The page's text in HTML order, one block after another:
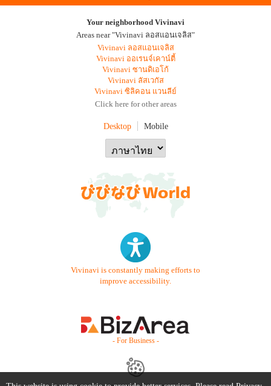
Your neighborhood Vivinavi
Areas near "Vivinavi ลอสแอนเจลิส"
Vivinavi ลอสแอนเจลิส
Vivinavi ออเรนจ์เคาน์ตี้
Vivinavi ซานดิเอโก้
Vivinavi ลัสเวกัส
Vivinavi ซิลิคอน แวนลีย์
Click here for other areas
Desktop Mobile
Vivinavi is constantly making efforts to
improve accessibility.
- For Business -